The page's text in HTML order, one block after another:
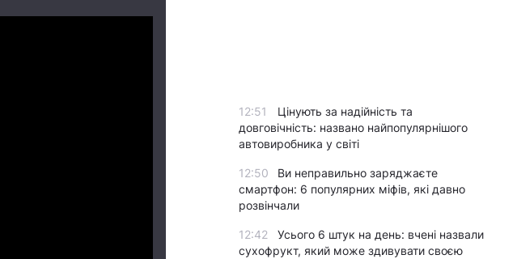
12:51
Цінують за надійність та
довговічність: названо найпопулярнішого
автовиробника у світі
12:50
Ви неправильно заряджаєте
смартфон: 6 популярних міфів, які давно
розвінчали
12:42
Усього 6 штук на день: вчені назвали
сухофрукт, який може здивувати своєю